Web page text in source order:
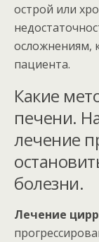
острой или
осложнениям,
пациента.
Какие
печени.
лечение
болезни.
Лечение